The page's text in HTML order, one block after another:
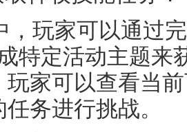
，玩家可以通过
特定活动主题来
玩家可以查看当
务进行挑战。